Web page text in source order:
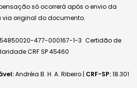
só ocorrerá após o envio da
original do documento.
477-000167-1-3 Certidão de
CRF SP 45460
Andréia B. H. A. Ribeiro | CRF-SP:18.301